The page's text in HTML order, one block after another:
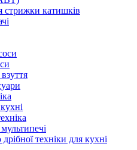
катишків
техніки для кухні